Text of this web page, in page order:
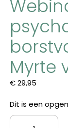
Myrte
€29,95
Dit is een
Webinar: